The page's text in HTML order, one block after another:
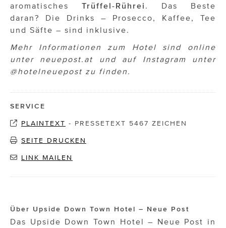
aromatisches Trüffel-Rührei . Das Beste
daran? Die Drinks – Prosecco, Kaffee, Tee
und Säfte – sind inklusive.
Mehr Informationen zum Hotel sind online
unter neuepost.at und auf Instagram unter
@hotelneuepost zu finden.
SERVICE
PLAINTEXT - PRESSETEXT 5467 ZEICHEN
SEITE DRUCKEN
LINK MAILEN
Über Upside Down Town Hotel – Neue Post
Das Upside Down Town Hotel – Neue Post in